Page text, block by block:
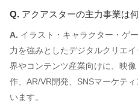
アクアスターの主力事業は
イラスト・キャラクター・ゲ
力を強みとしたデジタルクリエ
界やコンテンツ産業向けに、映
作、AR/VR開発、SNSマーケテ
います。